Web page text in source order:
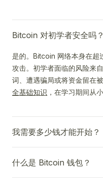
Bitcoin 对初学者安全吗？
是的。Bitcoin 网络本身在超
攻击。初学者面临的风险来
词、遭遇骗局或将资金留在
全基础知识 ，在学习期间从
我需要多少钱才能开始？
什么是 Bitcoin 钱包？